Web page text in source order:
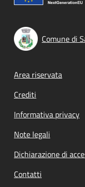
Comune di
Footer
Area riservata
Crediti
Informativa privacy
Note legali
Dichiarazione di
Contatti